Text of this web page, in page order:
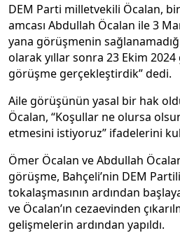
DEM Parti milletvekili Öcalan,
amcası Abdullah Öcalan ile 3
yana görüşmenin
olarak yıllar sonra 23 Ekim 2024
görüşme gerçekleştirdik” dedi.
Aile görüşünün yasal bir hak
Öcalan, “Koşullar ne olursa
etmesini istiyoruz” ifadelerini
Ömer Öcalan ve Abdullah
görüşme, Bahçeli’nin DEM
tokalaşmasının ardından
ve Öcalan’ın cezaevinden
gelişmelerin ardından yapıldı.